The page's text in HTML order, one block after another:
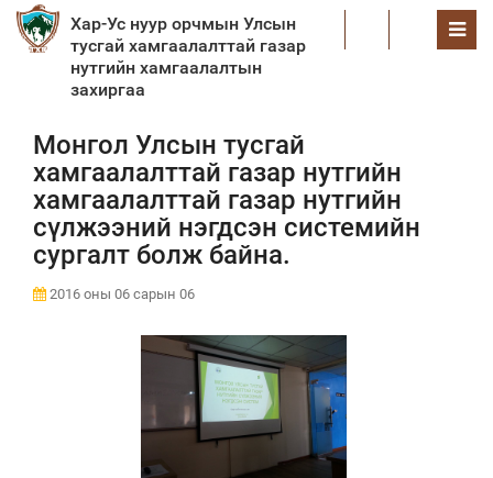
Хар-Ус нуур орчмын Улсын
тусгай хамгаалалттай газар
нутгийн хамгаалалтын
захиргаа
Монгол Улсын тусгай
хамгаалалттай газар нутгийн
хамгаалалттай газар нутгийн
сүлжээний нэгдсэн системийн
сургалт болж байна.
2016 оны 06 сарын 06